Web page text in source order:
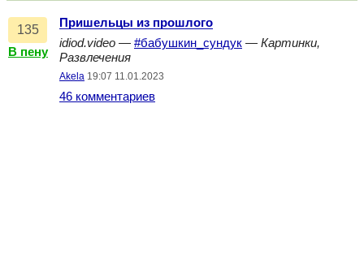
135
В пену
Пришельцы из прошлого
idiod.video — #бабушкин_сундук — Картинки,
Развлечения
Akela 19:07 11.01.2023
46 комментариев